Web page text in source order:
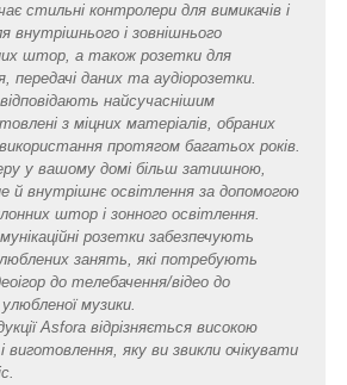
стильні контролери для вимикачів і
внутрішнього і зовнішнього
штор, а також розетки для
передачі даних та аудіорозетки.
найсучаснішим
з міцних матеріалів, обраних
протягом багатьох років.
у вашому домі більш затишною,
й внутрішнє освітлення за допомогою
штор і зонного освітлення.
розетки забезпечують
занять, які потребують
до телебачення/відео до
музики.
Asfora відрізняється високою
виготовлення, яку ви звикли очікувати